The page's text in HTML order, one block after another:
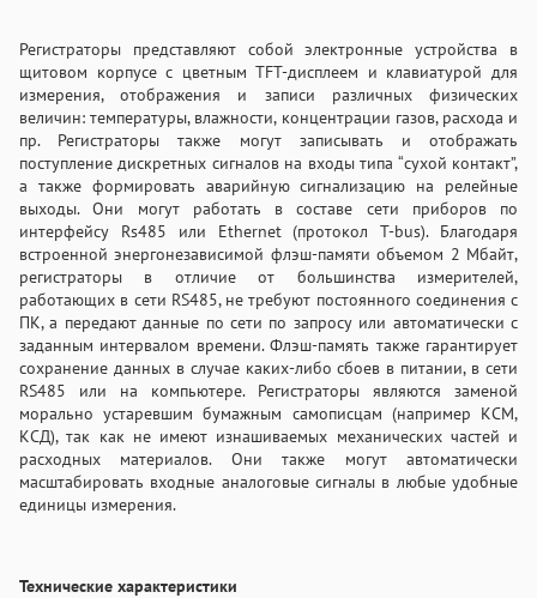
Регистраторы представляют собой электронные устройства в
щитовом корпусе с цветным TFT-дисплеем и клавиатурой для
измерения, отображения и записи различных физических
величин: температуры, влажности, концентрации газов, расхода и
пр. Регистраторы также могут записывать и отображать
поступление дискретных сигналов на входы типа “сухой контакт”,
а также формировать аварийную сигнализацию на релейные
выходы. Они могут работать в составе сети приборов по
интерфейсу Rs485 или Ethernet (протокол T-bus). Благодаря
встроенной энергонезависимой флэш-памяти объемом 2 Мбайт,
регистраторы в отличие от большинства измерителей,
работающих в сети RS485, не требуют постоянного соединения с
ПК, а передают данные по сети по запросу или автоматически с
заданным интервалом времени. Флэш-память также гарантирует
сохранение данных в случае каких-либо сбоев в питании, в сети
RS485 или на компьютере. Регистраторы являются заменой
морально устаревшим бумажным самописцам (например КСМ,
КСД), так как не имеют изнашиваемых механических частей и
расходных материалов. Они также могут автоматически
масштабировать входные аналоговые сигналы в любые удобные
единицы измерения.
Технические характеристики